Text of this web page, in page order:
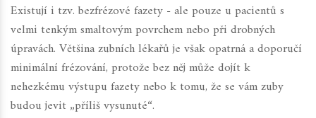
Existují i tzv. bezfrézové fazety - ale pouze u pacientů s
velmi tenkým smaltovým povrchem nebo při drobných
úpravách. Většina zubních lékařů je však opatrná a doporučí
minimální frézování, protože bez něj může dojít k
nehezkému výstupu fazety nebo k tomu, že se vám zuby
budou jevit „příliš vysunuté“.